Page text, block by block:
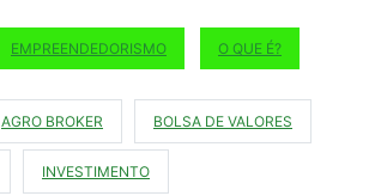
EMPREENDEDORISMO O QUE É?
AGRO BROKER BOLSA DE VALORES
INVESTIMENTO